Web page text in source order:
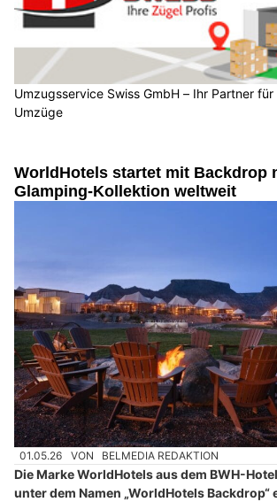
Umzugsservice Swiss GmbH – Ihr Partner
Umzüge
WorldHotels startet mit Backdrop
Glamping-Kollektion weltweit
01.05.26 VON BELMEDIA REDAKTION
Die Marke WorldHotels aus dem BWH-
unter dem Namen „WorldHotels Backdrop“